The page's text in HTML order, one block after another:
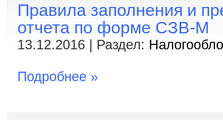
Правила заполнения и
отчета по форме СЗВ-М
13.12.2016 | Раздел:
Подробнее »